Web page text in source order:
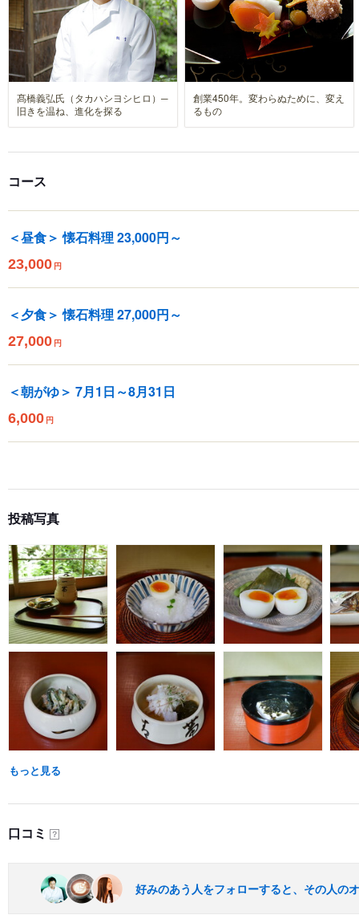
髙橋義弘氏（タカハシヨシヒロ）─
旧きを温ね、進化を探る
創業450年。変わらぬために、変え
るもの
コース
＜昼食＞ 懐石料理 23,000円～
23,000 円
＜夕食＞ 懐石料理 27,000円～
27,000 円
＜朝がゆ＞ 7月1日～8月31日
6,000 円
投稿写真
もっと見る
口コミ ？
好みのあう人をフォローすると、その人の